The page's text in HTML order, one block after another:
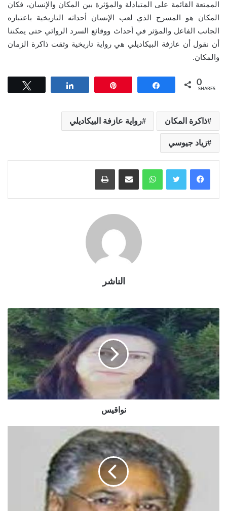
الممتعة القائمة على المتبادلة والمؤثرة بين المكان والإنسان، فكان
المكان هو المسرح الذي لعب الإنسان أحداثه التاريخية باعتباره
الجانب الفاعل والمؤثر في أحداث ووقائع السرد الروائي حتى يمكننا
أن نقول أن عازفة البيكاديلي هي رواية تاريخية وثقت ذاكرة الزمان
والمكان.
Share 0
SHARES
ذاكرة المكان رواية عازفة البيكاديلي
زياد جيوسي
واتساب مشاركة عبر البريد طباعة
الناشر
نواقيس